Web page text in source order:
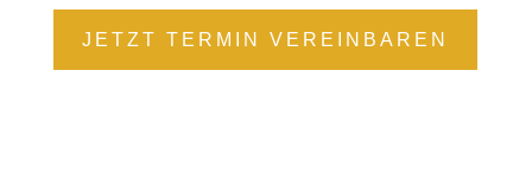
JETZT TERMIN VEREINBAREN